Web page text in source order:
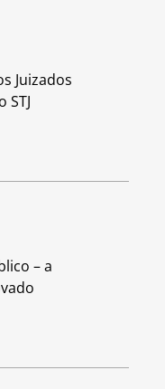
Juizados
STJ
– a